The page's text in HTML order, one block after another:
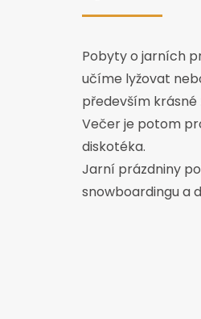
Pobyty o jarních
učíme lyžovat
především krásné
Večer je potom
diskotéka.
Jarní prázdniny
snowboardingu a